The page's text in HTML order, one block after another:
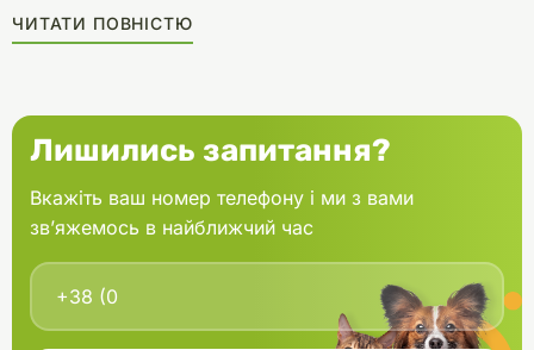
ЧИТАТИ ПОВНІСТЮ
Лишились запитання?
Вкажіть ваш номер телефону і ми з вами
зв’яжемось в найближчий час